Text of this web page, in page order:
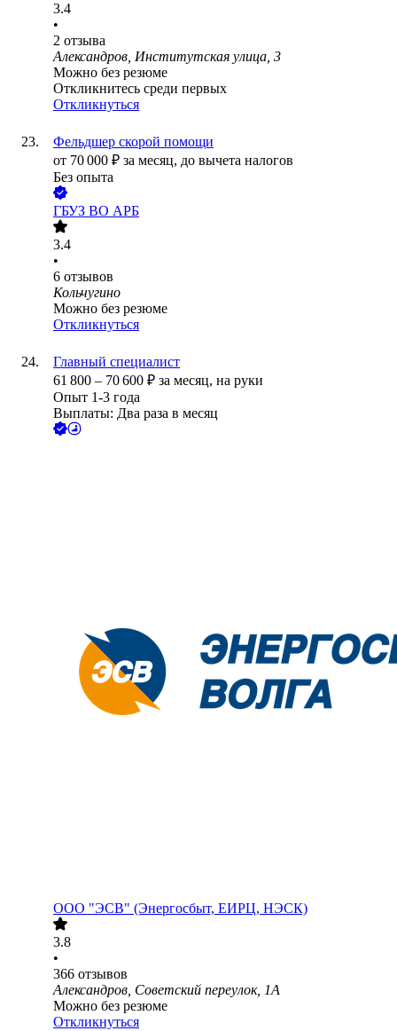
3.4
•
2 отзыва
Александров, Институтская улица, 3
Можно без резюме
Откликнитесь среди первых
Откликнуться
Фельдшер скорой помощи
от 70 000 ₽ за месяц, до вычета налогов
Без опыта
ГБУЗ ВО АРБ
3.4
•
6 отзывов
Кольчугино
Можно без резюме
Откликнуться
Главный специалист
61 800 – 70 600 ₽ за месяц, на руки
Опыт 1-3 года
Выплаты: Два раза в месяц
ООО "ЭСВ" (Энергосбыт, ЕИРЦ, НЭСК)
3.8
•
366 отзывов
Александров, Советский переулок, 1А
Можно без резюме
Откликнуться